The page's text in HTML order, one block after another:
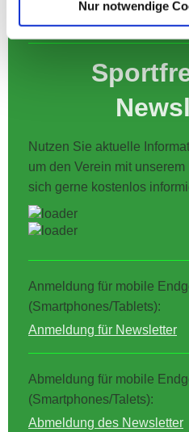
Nur notwendige
Hallgarten in Höhe der
Nutzen Sie aktuelle
um den Verein mit
sich gerne kostenlos
Anmeldung für mobile
(Smartphones/Tablets):
Anmeldung für Newsletter
Abmeldung für mobile
(Smartphones/Talets):
Abmeldung des Newsletter